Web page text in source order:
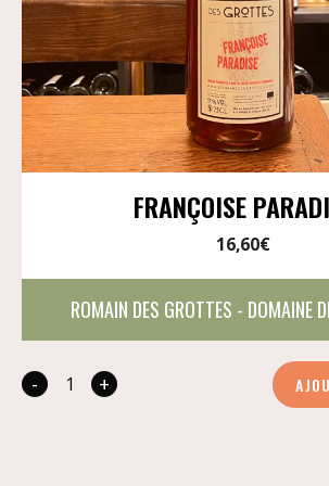
FRANÇOISE
16,60€
ROMAIN DES GROTTES - DOMAINE
-
quantité
+